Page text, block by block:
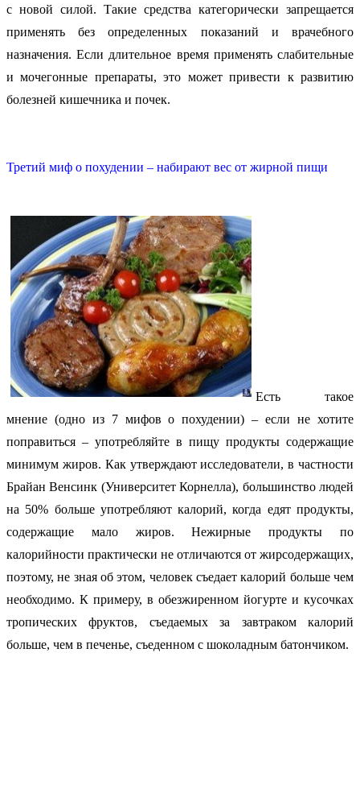
с новой силой. Такие средства категорически запрещается
применять без определенных показаний и врачебного
назначения. Если длительное время применять слабительные
и мочегонные препараты, это может привести к развитию
болезней кишечника и почек.
Третий миф о похудении – набирают вес от жирной пищи
Есть такое
мнение (одно из 7 мифов о похудении) – если не хотите
поправиться – употребляйте в пищу продукты содержащие
минимум жиров. Как утверждают исследователи, в частности
Брайан Венсинк (Университет Корнелла), большинство людей
на 50% больше употребляют калорий, когда едят продукты,
содержащие мало жиров. Нежирные продукты по
калорийности практически не отличаются от жирсодержащих,
поэтому, не зная об этом, человек съедает калорий больше чем
необходимо. К примеру, в обезжиренном йогурте и кусочках
тропических фруктов, съедаемых за завтраком калорий
больше, чем в печенье, съеденном с шоколадным батончиком.